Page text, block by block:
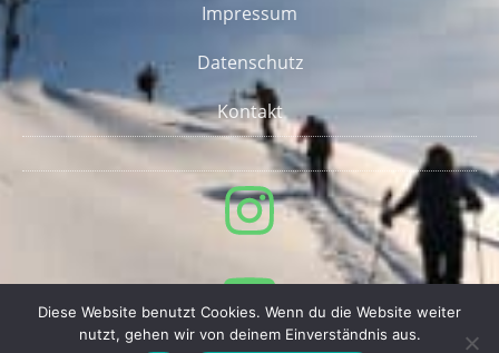
Impressum
Datenschutz
Kontakt
Diese Website benutzt Cookies. Wenn du die Website weiter
nutzt, gehen wir von deinem Einverständnis aus.